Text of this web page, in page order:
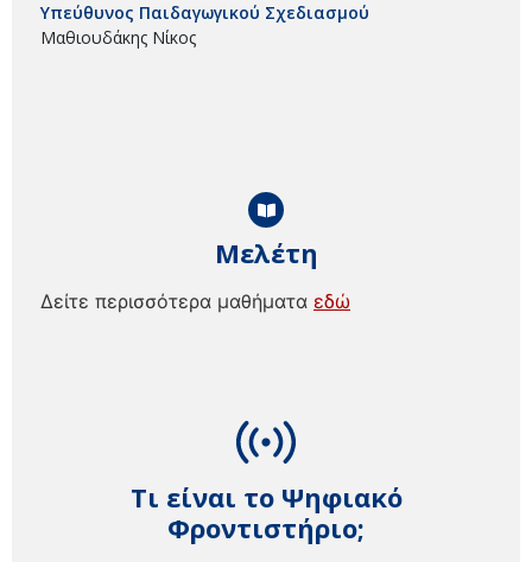
Τι είναι το Ψηφιακό
Φροντιστήριο;
Μελέτη
Δείτε περισσότερα μαθήματα εδώ
Υπεύθυνος Παιδαγωγικού Σχεδιασμού
Μαθιουδάκης Νίκος